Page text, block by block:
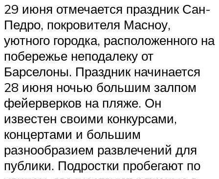
29 июня отмечается праздник Сан-
Педро, покровителя Масноу,
уютного городка, расположенного на
побережье неподалеку от
Барселоны. Праздник начинается
28 июня ночью большим залпом
фейерверков на пляже. Он
известен своими конкурсами,
концертами и большим
разнообразием развлечений для
публики. Подростки пробегают по